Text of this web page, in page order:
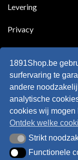
tegen
Haaland,
Europese
?
Levering
Privacy
Retourneren
Algemene
1891Shop.be
surfervaring te
andere
analytische
cookies wij mogen
Ontdek welke
StriktStrikt
Functionele
Functionele